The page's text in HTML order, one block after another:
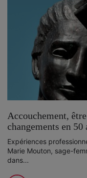
Accouchement,
changements en 50
Expériences
Marie Mouton, sage-
dans...